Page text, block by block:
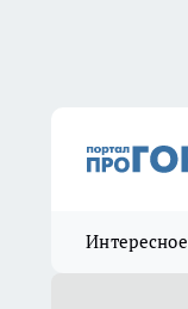
Интересное